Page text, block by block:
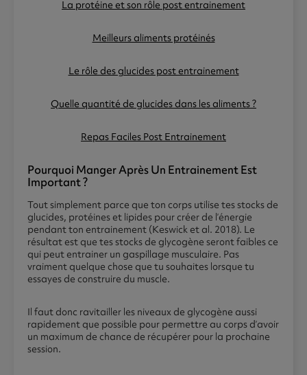
La protéine et son rôle post entrainement
Meilleurs aliments protéinés
Le rôle des glucides post entrainement
Quelle quantité de glucides dans les aliments ?
Repas Faciles Post Entrainement
Pourquoi Manger Après Un Entrainement Est
Important ?
Tout simplement parce que ton corps utilise tes stocks de
glucides, protéines et lipides pour créer de l’énergie
pendant ton entrainement (Keswick et al. 2018). Le
résultat est que tes stocks de glycogène seront faibles ce
qui peut entrainer un gaspillage musculaire. Pas
vraiment quelque chose que tu souhaites lorsque tu
essayes de construire du muscle.
Il faut donc ravitailler les niveaux de glycogène aussi
rapidement que possible pour permettre au corps d’avoir
un maximum de chance de récupérer pour la prochaine
session.